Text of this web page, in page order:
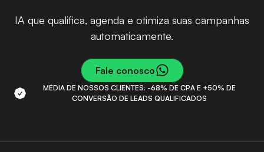
IA que qualifica, agenda e otimiza suas campanhas
automaticamente.
Fale conosco
MÉDIA DE NOSSOS CLIENTES: -68% DE CPA E +50% DE
CONVERSÃO DE LEADS QUALIFICADOS